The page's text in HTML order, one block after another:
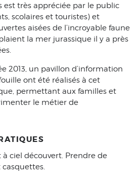
est très appréciée par le public
scolaires et touristes) et
aisées de l’incroyable faune
la mer jurassique il y a près
2013, un pavillon d’information
ont été réalisés à cet
permettant aux familles et
le métier de
à ciel découvert. Prendre de